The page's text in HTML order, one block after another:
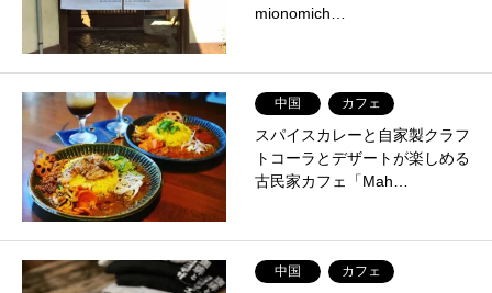
mionomich…
中国 カフェ
スパイスカレーと自家製クラフ
トコーラとデザートが楽しめる
古民家カフェ「Mah…
中国 カフェ